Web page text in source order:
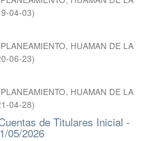
04-03)
HUAMAN DE LA
06-23)
HUAMAN DE LA
04-28)
de Titulares Inicial -
05/2026